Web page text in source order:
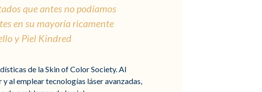
que antes no podíamos
en su mayoría ricamente
y Piel Kindred
de la Skin of Color Society. Al
al emplear tecnologías láser avanzadas,